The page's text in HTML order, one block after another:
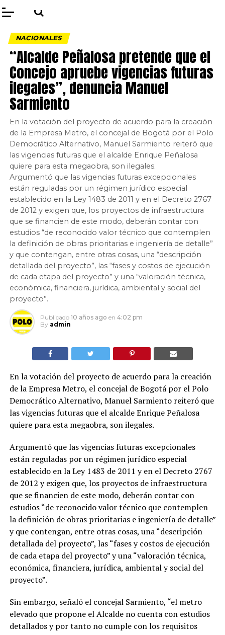
NACIONALES
“Alcalde Peñalosa pretende que el
Concejo apruebe vigencias futuras
ilegales”, denuncia Manuel
Sarmiento
En la votación del proyecto de acuerdo para la creación
de la Empresa Metro, el concejal de Bogotá por el Polo
Democrático Alternativo, Manuel Sarmiento reiteró que
las vigencias futuras que el alcalde Enrique Peñalosa
quiere para esta megaobra, son ilegales.
Argumentó que las vigencias futuras excepcionales
están reguladas por un régimen jurídico especial
establecido en la Ley 1483 de 2011 y en el Decreto 2767
de 2012 y exigen que, los proyectos de infraestructura
que se financien de este modo, deberán contar con
estudios “de reconocido valor técnico que contemplen
la definición de obras prioritarias e ingeniería de detalle”
y que contengan, entre otras cosas, una “descripción
detallada del proyecto”, las “fases y costos de ejecución
de cada etapa del proyecto” y una “valoración técnica,
económica, financiera, jurídica, ambiental y social del
proyecto”.
Publicado 10 años ago en 4:02 pm
By admin
En la votación del proyecto de acuerdo para la creación
de la Empresa Metro, el concejal de Bogotá por el Polo
Democrático Alternativo, Manuel Sarmiento reiteró que
las vigencias futuras que el alcalde Enrique Peñalosa
quiere para esta megaobra, son ilegales.
Argumentó que las vigencias futuras excepcionales
están reguladas por un régimen jurídico especial
establecido en la Ley 1483 de 2011 y en el Decreto 2767
de 2012 y exigen que, los proyectos de infraestructura
que se financien de este modo, deberán contar con
estudios “de reconocido valor técnico que contemplen
la definición de obras prioritarias e ingeniería de detalle”
y que contengan, entre otras cosas, una “descripción
detallada del proyecto”, las “fases y costos de ejecución
de cada etapa del proyecto” y una “valoración técnica,
económica, financiera, jurídica, ambiental y social del
proyecto”.
Sin embargo, señaló el concejal Sarmiento, “el metro
elevado que propone el Alcalde no cuenta con estudios
detallados y por tanto no cumple con los requisitos